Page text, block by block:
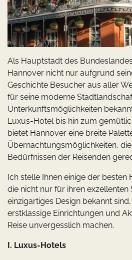
Als Hauptstadt des
Hannover nicht nur aufgrund
Geschichte Besucher aus aller
für seine moderne
Unterkunftsmöglichkeiten
Luxus-Hotel bis hin zum
bietet Hannover eine breite
Übernachtungsmöglichkeiten,
Bedürfnissen der Reisenden
Ich stelle Ihnen einige der besten
die nicht nur für ihren exzellenten
einzigartiges Design bekannt
erstklassige Einrichtungen und
Reise unvergesslich machen.
I. Luxus-Hotels